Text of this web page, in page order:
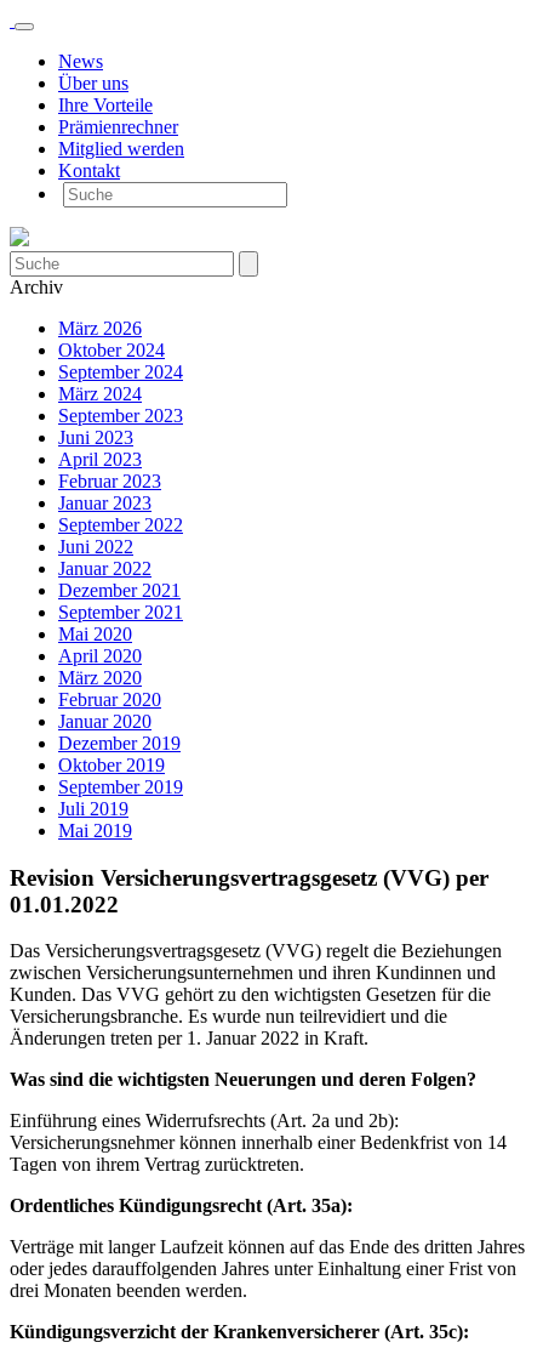
News
Über uns
Ihre Vorteile
Prämienrechner
Mitglied werden
Kontakt
Archiv
März 2026
Oktober 2024
September 2024
März 2024
September 2023
Juni 2023
April 2023
Februar 2023
Januar 2023
September 2022
Juni 2022
Januar 2022
Dezember 2021
September 2021
Mai 2020
April 2020
März 2020
Februar 2020
Januar 2020
Dezember 2019
Oktober 2019
September 2019
Juli 2019
Mai 2019
Revision Versicherungsvertragsgesetz (VVG) per
01.01.2022
Das Versicherungsvertragsgesetz (VVG) regelt die Beziehungen
zwischen Versicherungsunternehmen und ihren Kundinnen und
Kunden. Das VVG gehört zu den wichtigsten Gesetzen für die
Versicherungsbranche. Es wurde nun teilrevidiert und die
Änderungen treten per 1. Januar 2022 in Kraft.
Was sind die wichtigsten Neuerungen und deren Folgen?
Einführung eines Widerrufsrechts (Art. 2a und 2b):
Versicherungsnehmer können innerhalb einer Bedenkfrist von 14
Tagen von ihrem Vertrag zurücktreten.
Ordentliches Kündigungsrecht (Art. 35a):
Verträge mit langer Laufzeit können auf das Ende des dritten Jahres
oder jedes darauffolgenden Jahres unter Einhaltung einer Frist von
drei Monaten beenden werden.
Kündigungsverzicht der Krankenversicherer (Art. 35c):